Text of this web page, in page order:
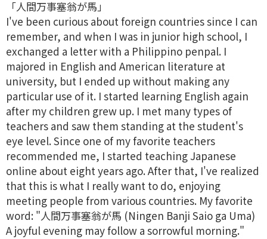
「人間万事塞翁が馬」
I've been curious about foreign countries since I can
remember, and when I was in junior high school, I
exchanged a letter with a Philippino penpal. I
majored in English and American literature at
university, but I ended up without making any
particular use of it. I started learning English again
after my children grew up. I met many types of
teachers and saw them standing at the student's
eye level. Since one of my favorite teachers
recommended me, I started teaching Japanese
online about eight years ago. After that, I've realized
that this is what I really want to do, enjoying
meeting people from various countries. My favorite
word: "人間万事塞翁が馬 (Ningen Banji Saio ga Uma)
A joyful evening may follow a sorrowful morning."